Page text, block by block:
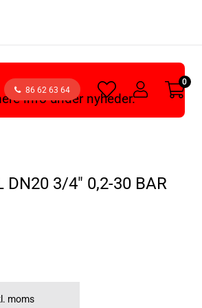
86 62 63 64
heart
light
light
0
info under nyheder.
DN20 3/4" 0,2-30 BAR
moms